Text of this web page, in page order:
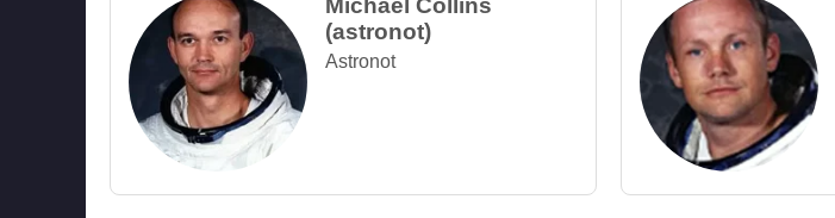
Michael Collins
(astronot)
Astronot